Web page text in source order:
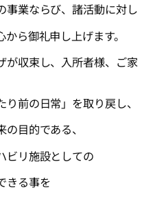
事業ならび、諸活動に対し
ら御礼申し上げます。
が収束し、入所者様、ご家
前の日常」を取り戻し、
目的である、
ビリ施設としての
きる事を